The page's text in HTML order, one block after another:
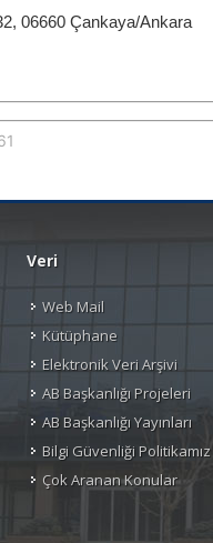
06660 Çankaya/Ankara
Veri
Web Mail
Kütüphane
Elektronik Veri Arşivi
AB Başkanlığı Projeleri
AB Başkanlığı Yayınları
Bilgi Güvenliği Politikamız
Çok Aranan Konular